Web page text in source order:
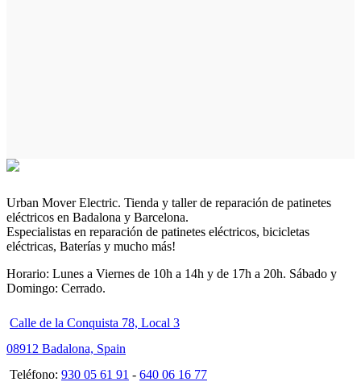
Urban Mover Electric. Tienda y taller de reparación de patinetes
eléctricos en Badalona y Barcelona.
Especialistas en reparación de patinetes eléctricos, bicicletas
eléctricas, Baterías y mucho más!
Horario: Lunes a Viernes de 10h a 14h y de 17h a 20h. Sábado y
Domingo: Cerrado.
Calle de la Conquista 78, Local 3
08912 Badalona, Spain
Teléfono: 930 05 61 91 - 640 06 16 77